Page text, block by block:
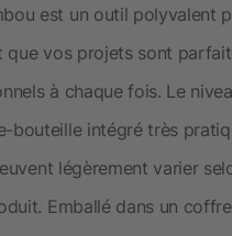
est un outil polyvalent
vos projets sont
à chaque fois. Le
bouteille intégré très
légèrement varier
Emballé dans un